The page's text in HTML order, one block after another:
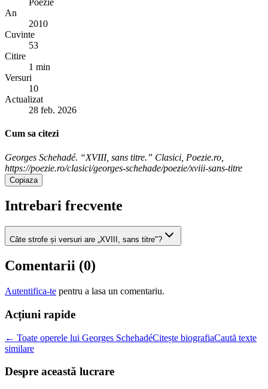
Poezie
An
2010
Cuvinte
53
Citire
1 min
Versuri
10
Actualizat
28 feb. 2026
Cum sa citezi
Georges Schehadé. “XVIII, sans titre.” Clasici, Poezie.ro,
https://poezie.ro/clasici/georges-schehade/poezie/xviii-sans-titre
Copiaza
Intrebari frecvente
Câte strofe și versuri are „XVIII, sans titre"?
Comentarii (0)
Autentifica-te pentru a lasa un comentariu.
Acțiuni rapide
← Toate operele lui Georges SchehadéCitește biografiaCaută texte
similare
Despre această lucrare